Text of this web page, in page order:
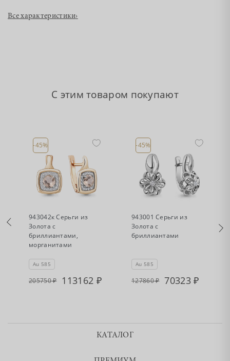
Все характеристики›
С этим товаром покупают
-45%
943042к Серьги из
Золота с
бриллиантами,
морганитами
Au 585
205750 113162
-45%
943001 Серьги из
Золота с
бриллиантами
Au 585
127860 70323
КАТАЛОГ